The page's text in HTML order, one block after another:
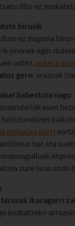
ditu ez
birusik
ez dagoela
onenek egin
ustez, aukera
gero , arazoak
babestuta nago
esan
mehatxu berri
bat eta
zure lana ondo
ikaragarri
kezkatzeko